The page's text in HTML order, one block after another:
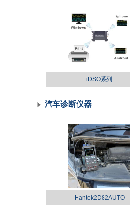
iDSO系列
汽车诊断仪器
Hantek2D82AUTO